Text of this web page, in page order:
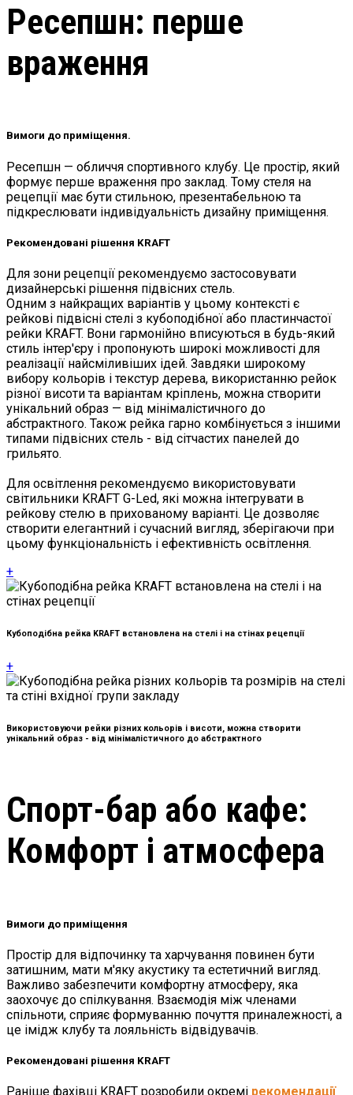
Ресепшн: перше
враження
Вимоги до приміщення.
Ресепшн — обличчя спортивного клубу. Це простір, який
формує перше враження про заклад. Тому стеля на
рецепції має бути стильною, презентабельною та
підкреслювати індивідуальність дизайну приміщення.
Рекомендовані рішення KRAFT
Для зони рецепції рекомендуємо застосовувати
дизайнерські рішення підвісних стель.
Одним з найкращих варіантів у цьому контексті є
рейкові підвісні стелі з кубоподібної або пластинчастої
рейки KRAFT. Вони гармонійно вписуються в будь-який
стиль інтер'єру і пропонують широкі можливості для
реалізації найсміливіших ідей. Завдяки широкому
вибору кольорів і текстур дерева, використанню рейок
різної висоти та варіантам кріплень, можна створити
унікальний образ — від мінімалістичного до
абстрактного. Також рейка гарно комбінується з іншими
типами підвісних стель - від сітчастих панелей до
грильято.
Для освітлення рекомендуємо використовувати
світильники KRAFT G-Led, які можна інтегрувати в
рейкову стелю в прихованому варіанті. Це дозволяє
створити елегантний і сучасний вигляд, зберігаючи при
цьому функціональність і ефективність освітлення.
+
Кубоподібна рейка KRAFT встановлена на стелі і на стінах рецепції
+
Використовуючи рейки різних кольорів і висоти, можна створити
унікальний образ - від мінімалістичного до абстрактного
Спорт-бар або кафе:
Комфорт і атмосфера
Вимоги до приміщення
Простір для відпочинку та харчування повинен бути
затишним, мати м'яку акустику та естетичний вигляд.
Важливо забезпечити комфортну атмосферу, яка
заохочує до спілкування. Взаємодія між членами
спільноти, сприяє формуванню почуття приналежності, а
це імідж клубу та лояльність відвідувачів.
Рекомендовані рішення KRAFT
Раніше фахівці KRAFT розробили окремі рекомендації